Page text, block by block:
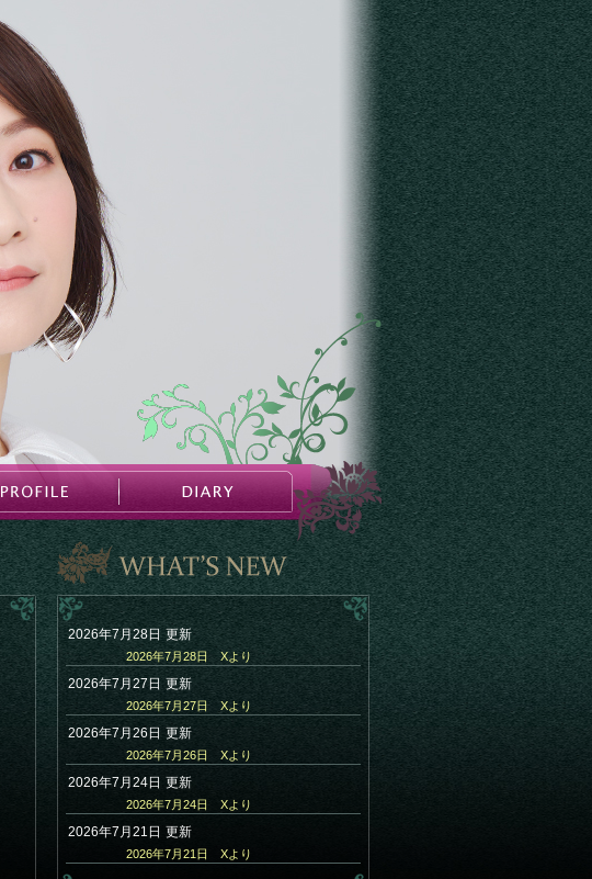
2026年7月28日 更新
2026年7月28日 Xより
2026年7月27日 更新
2026年7月27日 Xより
2026年7月26日 更新
2026年7月26日 Xより
2026年7月24日 更新
2026年7月24日 Xより
2026年7月21日 更新
2026年7月21日 Xより